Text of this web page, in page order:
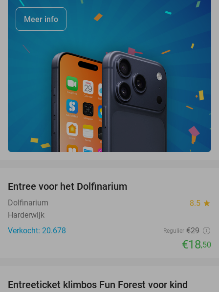
Meer info
Entree voor het Dolfinarium
Dolfinarium 8.5 star
Harderwijk
Verkocht: 20.678
Regulier €29
€18,50
Entreeticket klimbos Fun Forest voor kind